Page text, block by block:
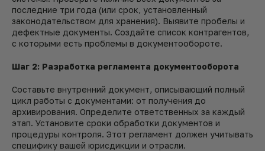
последние три года (или срок, установленный
законодательством для хранения). Выявите пробелы и
дефектные документы. Создайте список контрагентов,
с которыми есть проблемы в документообороте.
Шаг 2: Разработка регламента документооборота
Составьте внутренний документ, описывающий полный
цикл работы с документами: от получения до
архивирования. Определите ответственных за каждый
этап. Установите сроки обработки документов и
процедуры контроля. Этот регламент должен учитывать
специфику вашей юрисдикции и отрасли.